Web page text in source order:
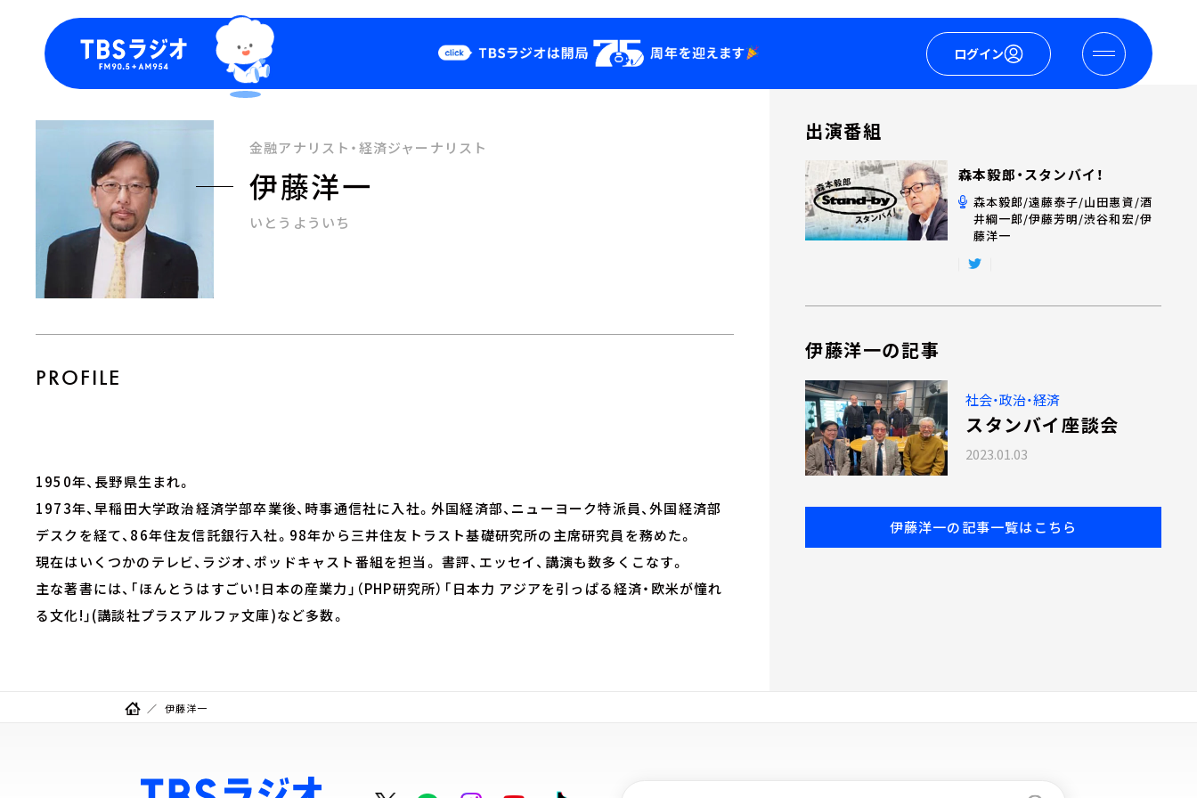
ログイン
今日の番組表
週間番組表
TBS
お知らせ
金融アナリスト・経済ジャーナリスト
伊藤洋一
いとうよういち
PROFILE
1950年、長野県生まれ。
1973年、早稲田大学政治経済学部卒業後、時事通信社に入社。外国経済部、ニューヨーク特派員、外国経済部
デスクを経て、86年住友信託銀行入社。98年から三井住友トラスト基礎研究所の主席研究員を務めた。
現在はいくつかのテレビ、ラジオ、ポッドキャスト番組を担当。 書評、エッセイ、講演も数多くこなす。
主な著書には、「ほんとうはすごい！日本の産業力」（PHP研究所）「日本力 アジアを引っぱる経済・欧米が憧れ
る文化!」(講談社プラスアルファ文庫)など多数。
出演番組
森本毅郎・スタンバイ！
森本毅郎/遠藤泰子/山田惠資/酒
井綱一郎/伊藤芳明/渋谷和宏/伊
藤洋一
伊藤洋一の記事
社会・政治・経済
スタンバイ座談会
2023.01.03
伊藤洋一の記事一覧はこちら
伊藤洋一